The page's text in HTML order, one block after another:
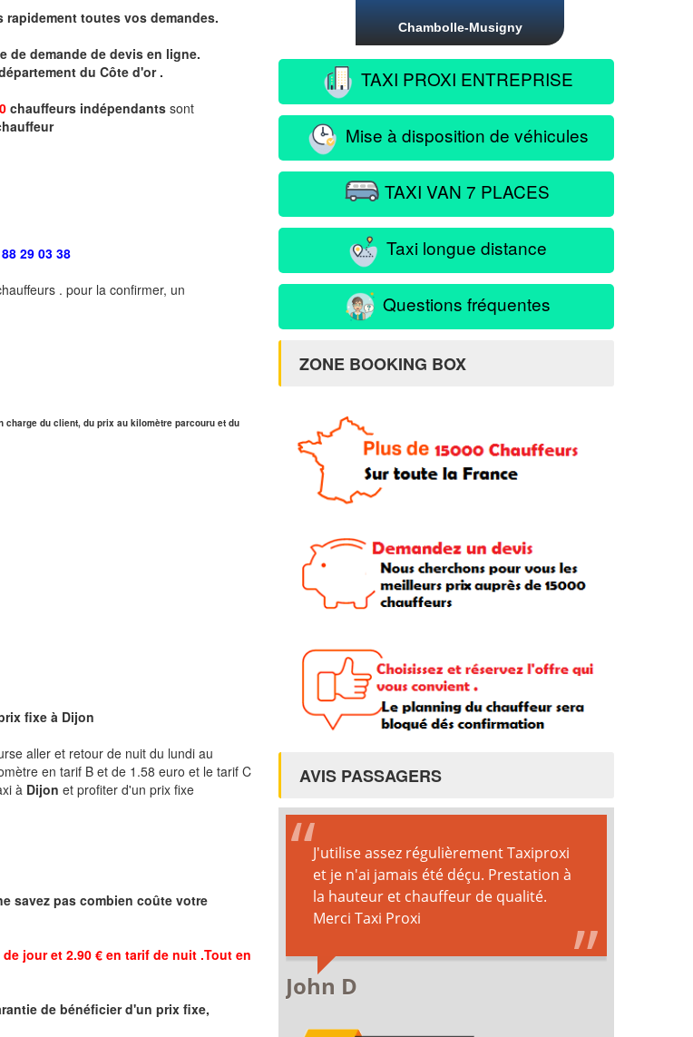
toutes vos demandes.
de demande de devis en ligne.
du Côte d'or .
chauffeurs indépendants sont
29 03 38
. pour la confirmer, un
du client, du prix au kilomètre parcouru et du
fixe à Dijon
aller et retour de nuit du lundi au
en tarif B et de 1.58 euro et le tarif C
à Dijon et profiter d'un prix fixe
savez pas combien coûte votre
jour et 2.90 € en tarif de nuit .Tout en
de bénéficierd'un prix fixe,
Chambolle-Musigny
TAXI PROXI ENTREPRISE
Mise à disposition de véhicules
TAXI VAN 7 PLACES
Taxi longue distance
Questions fréquentes
ZONE BOOKING BOX
AVIS PASSAGERS